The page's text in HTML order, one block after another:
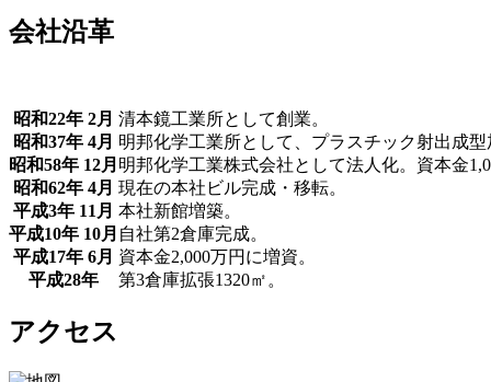
会社沿革
昭和22年 2月 清本鏡工業所として創業。
昭和37年 4月 明邦化学工業所として、プラスチック射出成
昭和58年 12月 明邦化学工業株式会社として法人化。資本金
昭和62年 4月 現在の本社ビル完成・移転。
平成3年 11月 本社新館増築。
平成10年 10月 自社第2倉庫完成。
平成17年 6月 資本金2,000万円に増資。
平成28年
第3倉庫拡張1320㎡。
アクセス